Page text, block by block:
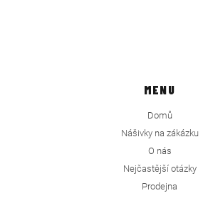
MENU
Domů
Nášivky na zákázku
O nás
Nejčastější otázky
Prodejna